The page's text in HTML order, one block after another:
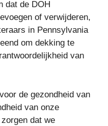
dat de DOH
of verwijderen,
in Pennsylvania
om dekking te
van
de gezondheid van
van onze
dat we